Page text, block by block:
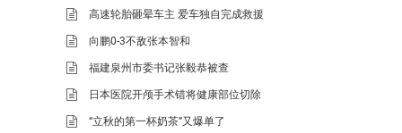
高速轮胎砸晕车主 爱车独自完成救援
向鹏0-3不敌张本智和
福建泉州市委书记张毅恭被查
日本医院开颅手术错将健康部位切除
“立秋的第一杯奶茶”又爆单了